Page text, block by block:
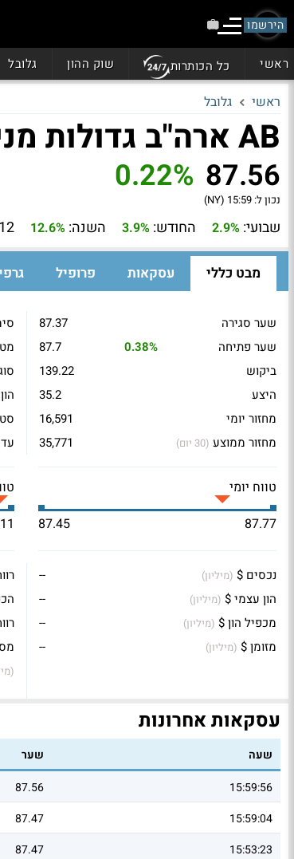
הירשמו
ראשי כל הכותרות שוק ההון גלובל
ראשי גלובל
AB ארה"ב גדולות מניות אסטרטגיות (LRGC)
87.56
0.22%
נכון ל: 15:59 (NY)
שבועי: 2.9% החודש: 3.9% השנה: 12.6% 12 חודשים:
מבט כללי עסקאות פרופיל
שער סגירה
87.37
שער פתיחה
0.38%
87.7
ביקוש
139.22
היצע
35.2
מחזור יומי
16,591
מחזור ממוצע (30 יום) 35,771
טווח יומי
87.77
87.45
טווח
נכסים $ (מיליון)
--
הון עצמי $ (מיליון)
--
מכפיל הון $ (מיליון)
--
מזומן $ (מיליון) --
עסקאות אחרונות
שעה שער
15:59:56
87.56
15:59:04
87.47
15:53:23
87.47